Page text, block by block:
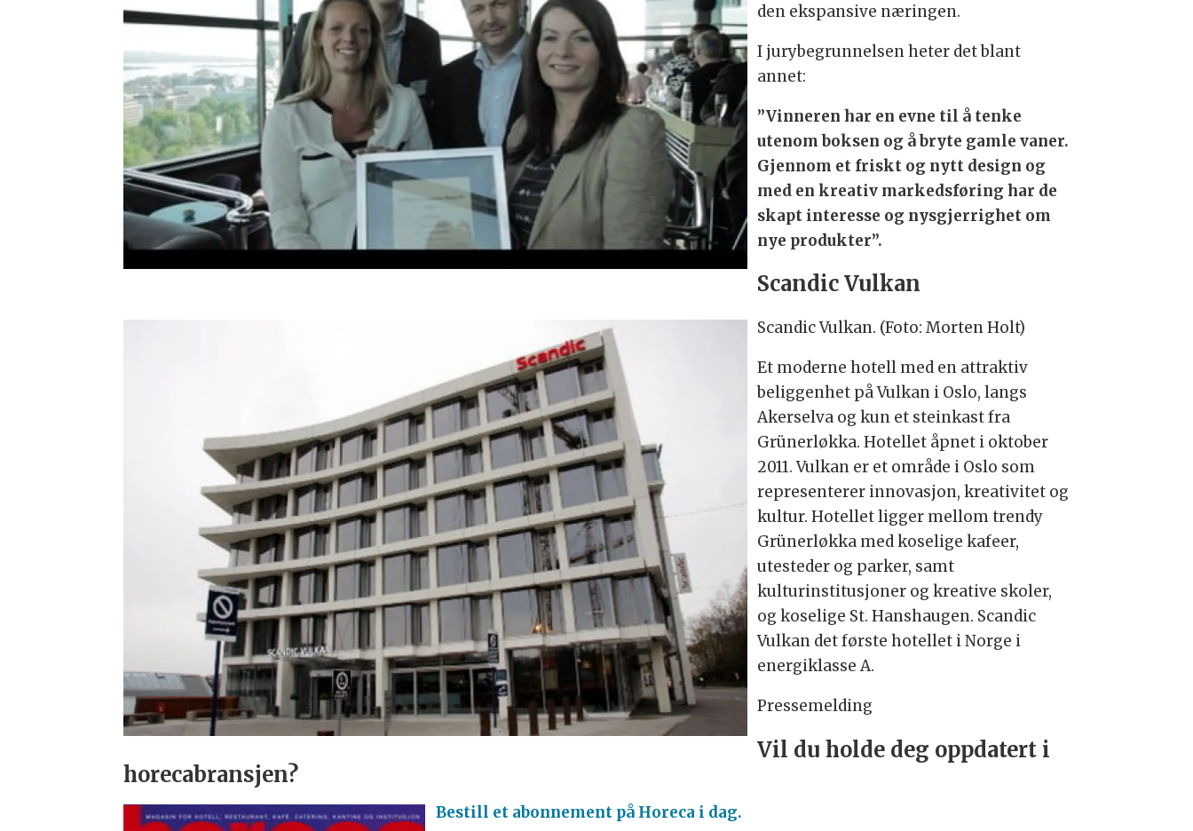
den ekspansive næringen.
I jurybegrunnelsen heter det blant
annet:
”Vinneren har en evne til å tenke
utenom boksen og å bryte gamle vaner.
Gjennom et friskt og nytt design og
med en kreativ markedsføring har de
skapt interesse og nysgjerrighet om
nye produkter”.
Scandic Vulkan
Scandic Vulkan. (Foto: Morten Holt)
Et moderne hotell med en attraktiv
beliggenhet på Vulkan i Oslo, langs
Akerselva og kun et steinkast fra
Grünerløkka. Hotellet åpnet i oktober
2011. Vulkan er et område i Oslo som
representerer innovasjon, kreativitet og
kultur. Hotellet ligger mellom trendy
Grünerløkka med koselige kafeer,
utesteder og parker, samt
kulturinstitusjoner og kreative skoler,
og koselige St. Hanshaugen. Scandic
Vulkan det første hotellet i Norge i
energiklasse A.
Pressemelding
Vil du holde deg oppdatert i
horecabransjen?
Bestill et abonnement på Horeca i dag.